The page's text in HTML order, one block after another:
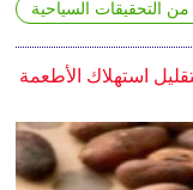
من التحقيقات السياحية
استهلاك الأطعمة